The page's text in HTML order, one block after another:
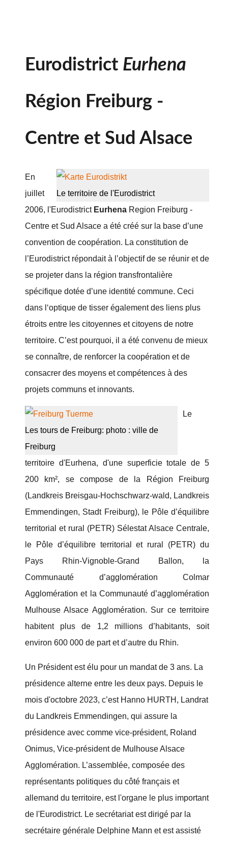
Eurodistrict Eurhena
Région Freiburg -
Centre et Sud Alsace
Le territoire de l'Eurodistrict
En
juillet
2006, l'Eurodistrict Eurhena Region Freiburg -
Centre et Sud Alsace a été créé sur la base d’une
convention de coopération. La constitution de
l’Eurodistrict répondait à l’objectif de se réunir et de
se projeter dans la région transfrontalière
spécifique dotée d’une identité commune. Ceci
dans l‘optique de tisser également des liens plus
étroits entre les citoyennes et citoyens de notre
territoire. C’est pourquoi, il a été convenu de mieux
se connaître, de renforcer la coopération et de
consacrer des moyens et compétences à des
projets communs et innovants.
Les tours de Freiburg: photo : ville de
Freiburg
Le
territoire d'Eurhena, d'une superficie totale de 5
200 km², se compose de la Région Freiburg
(Landkreis Breisgau-Hochschwarz-wald, Landkreis
Emmendingen, Stadt Freiburg), le Pôle d’équilibre
territorial et rural (PETR) Sélestat Alsace Centrale,
le Pôle d’équilibre territorial et rural (PETR) du
Pays Rhin-Vignoble-Grand Ballon, la
Communauté d’agglomération Colmar
Agglomération et la Communauté d’agglomération
Mulhouse Alsace Agglomération. Sur ce territoire
habitent plus de 1,2 millions d’habitants, soit
environ 600 000 de part et d’autre du Rhin.
Un Président est élu pour un mandat de 3 ans. La
présidence alterne entre les deux pays. Depuis le
mois d'octobre 2023, c’est Hanno HURTH, Landrat
du Landkreis Emmendingen, qui assure la
présidence avec comme vice-président, Roland
Onimus, Vice-président de Mulhouse Alsace
Agglomération. L’assemblée, composée des
représentants politiques du côté français et
allemand du territoire, est l'organe le plus important
de l'Eurodistrict. Le secrétariat est dirigé par la
secrétaire générale Delphine Mann et est assisté